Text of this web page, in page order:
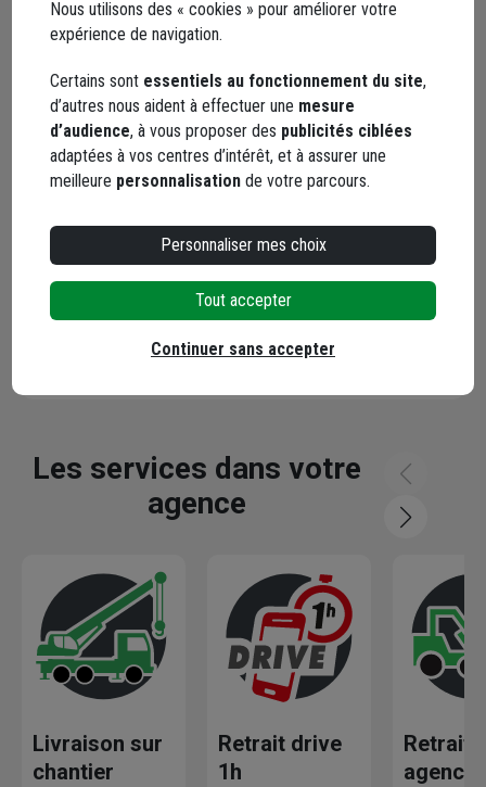
YouTube
Les avis
Loading...
Les services dans votre
agence
Livraison sur
chantier
Retrait drive
1h
Retrait
agence
Nous utilisons des « cookies » pour améliorer votre
expérience de navigation.
Certains sont essentiels au fonctionnement du site,
d’autres nous aident à effectuer une mesure
d’audience, à vous proposer des publicités ciblées
adaptées à vos centres d’intérêt, et à assurer une
meilleure personnalisation de votre parcours.
Personnaliser mes choix
Tout accepter
Continuer sans accepter